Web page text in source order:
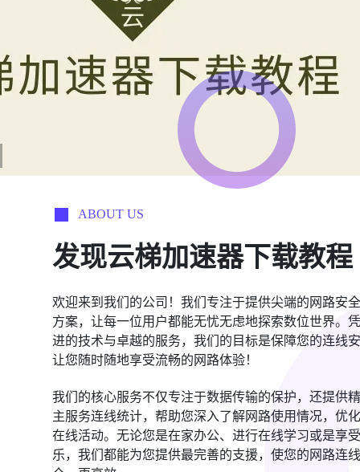
ABOUT US
发现云梯加速器下载教程
欢迎来到我们的公司！我们专注于提供尖端的网路安
方案，让每一位用户都能无忧无虑地探索数位世界。
进的技术与卓越的服务，我们的目标是保障您的连线
让您随时随地享受流畅的网路体验！
我们的核心服务不仅专注于数据传输的保护，还提供
主服务连线统计，帮助您深入了解网路使用情况，优
在线活动。无论您是在家办公、进行在线学习或是享
乐，我们都能为您提供最完善的支援，使您的网路连